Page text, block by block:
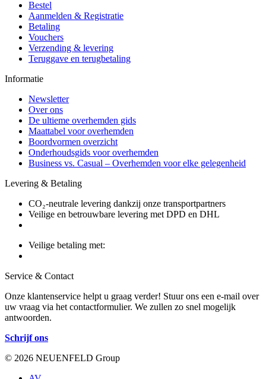
Bestel
Aanmelden & Registratie
Betaling
Vouchers
Verzending & levering
Teruggave en terugbetaling
Informatie
Newsletter
Over ons
De ultieme overhemden gids
Maattabel voor overhemden
Boordvormen overzicht
Onderhoudsgids voor overhemden
Business vs. Casual – Overhemden voor elke gelegenheid
Levering & Betaling
CO₂-neutrale levering dankzij onze transportpartners
Veilige en betrouwbare levering met DPD en DHL
Veilige betaling met:
Service & Contact
Onze klantenservice helpt u graag verder! Stuur ons een e-mail over
uw vraag via het contactformulier. We zullen zo snel mogelijk
antwoorden.
Schrijf ons
© 2026 NEUENFELD Group